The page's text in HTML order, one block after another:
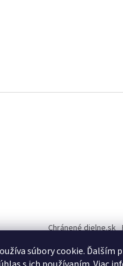
súbory cookie. Ďalším
Chránené dielne.sk